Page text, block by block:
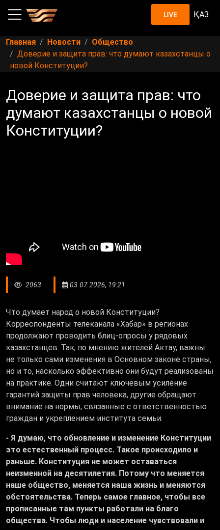
LIVE ҚАЗ
Главная Новости
Общество
Доверие и защита прав: что думают казахстанцы о
новой Конституции?
Доверие и защита прав: что
думают казахстанцы о новой
Конституции?
2063 03.07.2026, 19:21
Что думает народ о новой Конституции?
Корреспонденты телеканала «Хабар» в регионах
продолжают проводить блиц-опросы у рядовых
казахстанцев. Так, по мнению жителей Актау, важны
не только сами изменения в Основном законе страны,
но и то, насколько эффективно они будут реализованы
на практике. Одни считают ключевым усиление
гарантий защиты прав человека, другие обращают
внимание на нормы, связанные с ответственностью
граждан и укреплением института семьи.
- Я думаю, что обновление и изменение Конституции
это естественный процесс. Такое происходило и
раньше. Конституция не может оставаться
неизменной на десятилетия. Потому что меняется
наше общество, меняется наша жизнь и меняются
обстоятельства. Теперь самое главное, чтобы все
прописанные там пункты работали на благо
общества. Чтобы люди и население чувствовали и